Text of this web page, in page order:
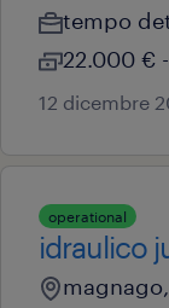
tempo
22.000 €
12 dicembre
operational
idraulico